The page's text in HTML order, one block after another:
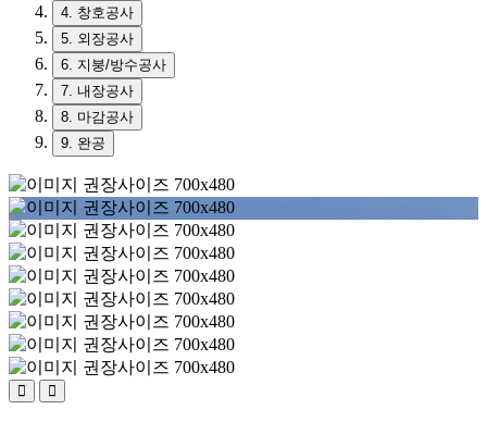
4. 창호공사
5. 외장공사
6. 지붕/방수공사
7. 내장공사
8. 마감공사
9. 완공